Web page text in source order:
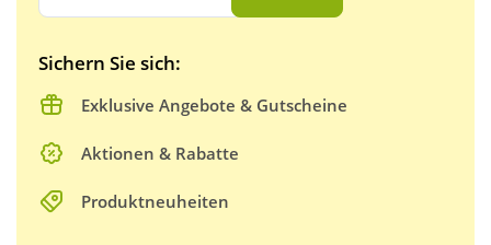
Sichern Sie sich:
Exklusive Angebote & Gutscheine
Aktionen & Rabatte
Produktneuheiten